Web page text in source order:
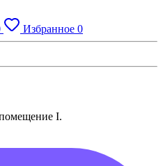
Избранное 0
I.